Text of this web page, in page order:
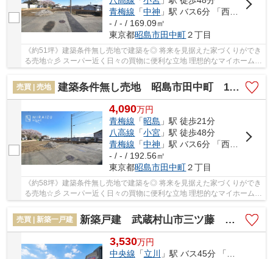
青梅線 「中神 」駅 バス6分 「西大神」 停歩2分
- / - / 169.09㎡
東京都昭島市田中町２丁目
《約51坪》建築条件無し売地で建築を◎ 将来を見据えた家づくりができ
る売地☆彡 スーパー近く日々の買物に便利な立地 理想的なマイホームを
売買 | 売地
建築条件無し売地 昭島市田中町 1期 全4区画
4,090万円
青梅線 「昭島 」駅 徒歩21分
八高線 「小宮 」駅 徒歩48分
青梅線 「中神 」駅 バス6分 「西大神」 停歩2分
- / - / 192.56㎡
東京都昭島市田中町２丁目
《約58坪》建築条件無し売地で建築を◎ 将来を見据えた家づくりができ
る売地☆彡 スーパー近く日々の買物に便利な立地 理想的なマイホームを
売買 | 新築一戸建
新築戸建 武蔵村山市三ツ藤 全2棟
3,530万円
中央線 「立川
」駅 バス45分 「三ツ藤住宅」 停歩5分